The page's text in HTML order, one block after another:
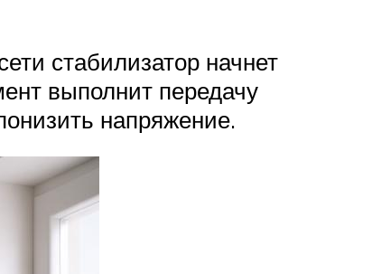
стабилизатор начнет
выполнит передачу
напряжение.